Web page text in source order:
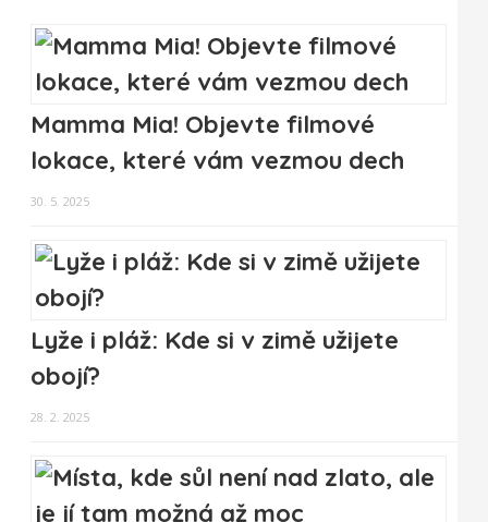
Mamma Mia! Objevte filmové
lokace, které vám vezmou dech
30. 5. 2025
Lyže i pláž: Kde si v zimě užijete
obojí?
28. 2. 2025